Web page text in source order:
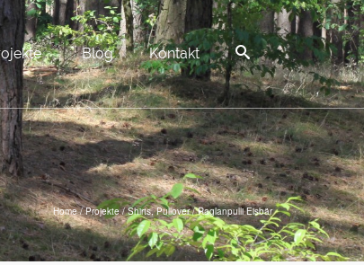
Blog Kontakt
Home / Projekte / Shirts, Pullover / Raglanpulli Eisbär